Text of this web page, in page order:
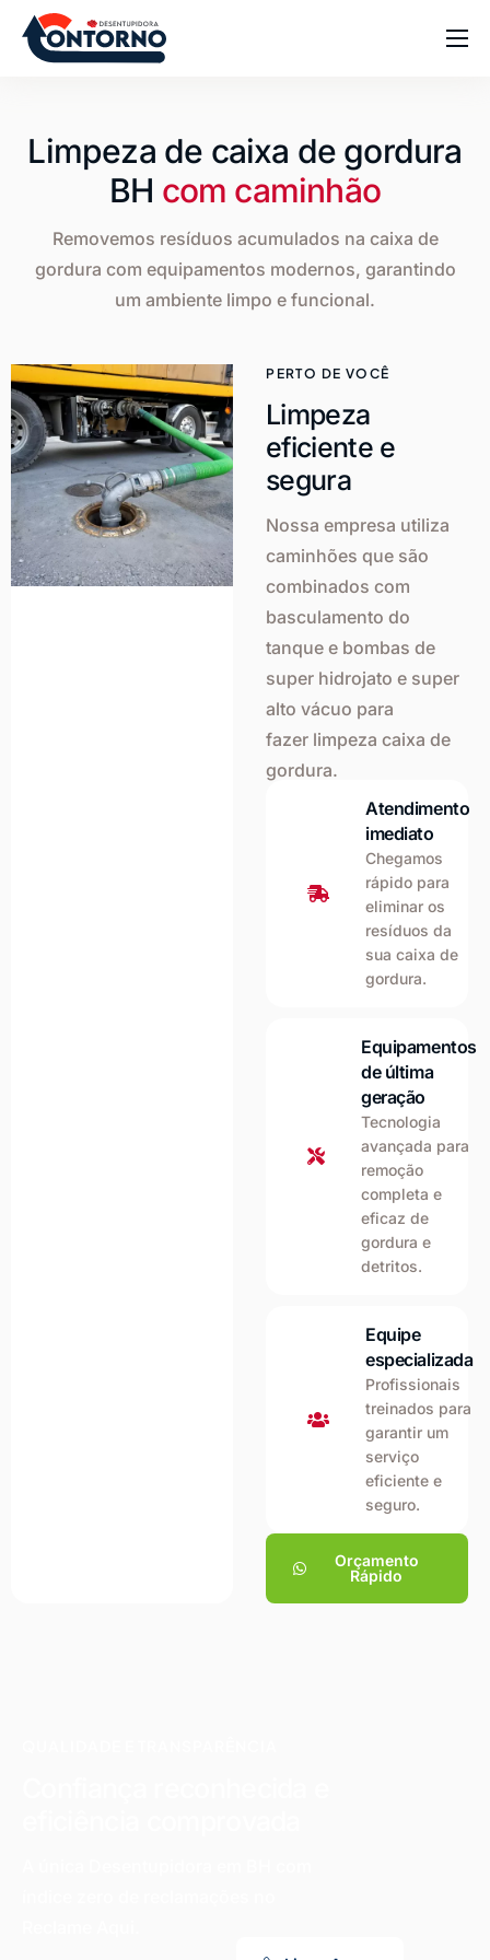
Serviços
Dúvidas
Limpeza de caixa de gordura
BH com caminhão
Removemos resíduos acumulados na caixa de
gordura com equipamentos modernos, garantindo
um ambiente limpo e funcional.
PERTO DE VOCÊ
Limpeza
eficiente e
segura
Nossa empresa utiliza
caminhões que são
combinados com
basculamento do
tanque e bombas de
super hidrojato e super
alto vácuo para
fazer limpeza caixa de
gordura.
Orçamento
Rápido
Atendimento
imediato
Chegamos
rápido para
eliminar os
resíduos da
sua caixa de
gordura.
Equipamentos
de última
geração
Tecnologia
avançada para
remoção
completa e
eficaz de
gordura e
detritos.
Equipe
especializada
Profissionais
treinados para
garantir um
serviço
eficiente e
seguro.